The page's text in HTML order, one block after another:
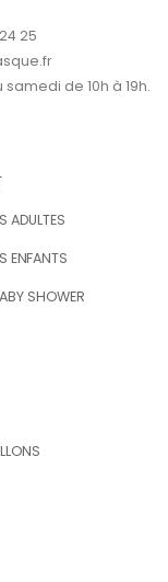
25
de 10h à 19h.
ADULTES
ENFANTS
SHOWER